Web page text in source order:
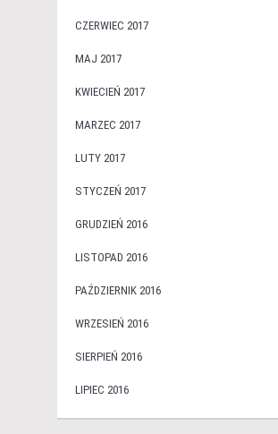
CZERWIEC 2017
MAJ 2017
KWIECIEŃ 2017
MARZEC 2017
LUTY 2017
STYCZEŃ 2017
GRUDZIEŃ 2016
LISTOPAD 2016
PAŹDZIERNIK 2016
WRZESIEŃ 2016
SIERPIEŃ 2016
LIPIEC 2016